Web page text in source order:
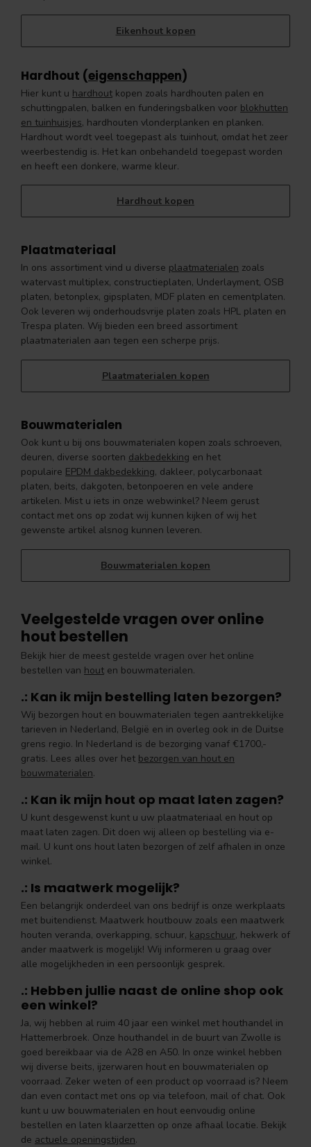
Eikenhout kopen
Hardhout (eigenschappen)
Hier kunt u hardhout kopen zoals hardhouten palen en
schuttingpalen, balken en funderingsbalken voor blokhutten
en tuinhuisjes, hardhouten vlonderplanken en planken.
Hardhout wordt veel toegepast als tuinhout, omdat het zeer
weerbestendig is. Het kan onbehandeld toegepast worden
en heeft een donkere, warme kleur.
Hardhout kopen
Plaatmateriaal
In ons assortiment vind u diverse plaatmaterialen zoals
watervast multiplex, constructieplaten, Underlayment, OSB
platen, betonplex, gipsplaten, MDF platen en cementplaten.
Ook leveren wij onderhoudsvrije platen zoals HPL platen en
Trespa platen. Wij bieden een breed assortiment
plaatmaterialen aan tegen een scherpe prijs.
Plaatmaterialen kopen
Bouwmaterialen
Ook kunt u bij ons bouwmaterialen kopen zoals schroeven,
deuren, diverse soorten dakbedekking en het
populaire EPDM dakbedekking, dakleer, polycarbonaat
platen, beits, dakgoten, betonpoeren en vele andere
artikelen. Mist u iets in onze webwinkel? Neem gerust
contact met ons op zodat wij kunnen kijken of wij het
gewenste artikel alsnog kunnen leveren.
Bouwmaterialen kopen
Veelgestelde vragen over online
hout bestellen
Bekijk hier de meest gestelde vragen over het online
bestellen van hout en bouwmaterialen.
.: Kan ik mijn bestelling laten bezorgen?
Wij bezorgen hout en bouwmaterialen tegen aantrekkelijke
tarieven in Nederland, België en in overleg ook in de Duitse
grens regio. In Nederland is de bezorging vanaf €1700,-
gratis. Lees alles over het bezorgen van hout en
bouwmaterialen.
.: Kan ik mijn hout op maat laten zagen?
U kunt desgewenst kunt u uw plaatmateriaal en hout op
maat laten zagen. Dit doen wij alleen op bestelling via e-
mail. U kunt ons hout laten bezorgen of zelf afhalen in onze
winkel.
.: Is maatwerk mogelijk?
Een belangrijk onderdeel van ons bedrijf is onze werkplaats
met buitendienst. Maatwerk houtbouw zoals een maatwerk
houten veranda, overkapping, schuur, kapschuur, hekwerk of
ander maatwerk is mogelijk! Wij informeren u graag over
alle mogelijkheden in een persoonlijk gesprek.
.: Hebben jullie naast de online shop ook
een winkel?
Ja, wij hebben al ruim 40 jaar een winkel met houthandel in
Hattemerbroek. Onze houthandel in de buurt van Zwolle is
goed bereikbaar via de A28 en A50. In onze winkel hebben
wij diverse beits, ijzerwaren hout en bouwmaterialen op
voorraad. Zeker weten of een product op voorraad is? Neem
dan even contact met ons op via telefoon, mail of chat. Ook
kunt u uw bouwmaterialen en hout eenvoudig online
bestellen en laten klaarzetten op onze afhaal locatie. Bekijk
de actuele openingstijden.